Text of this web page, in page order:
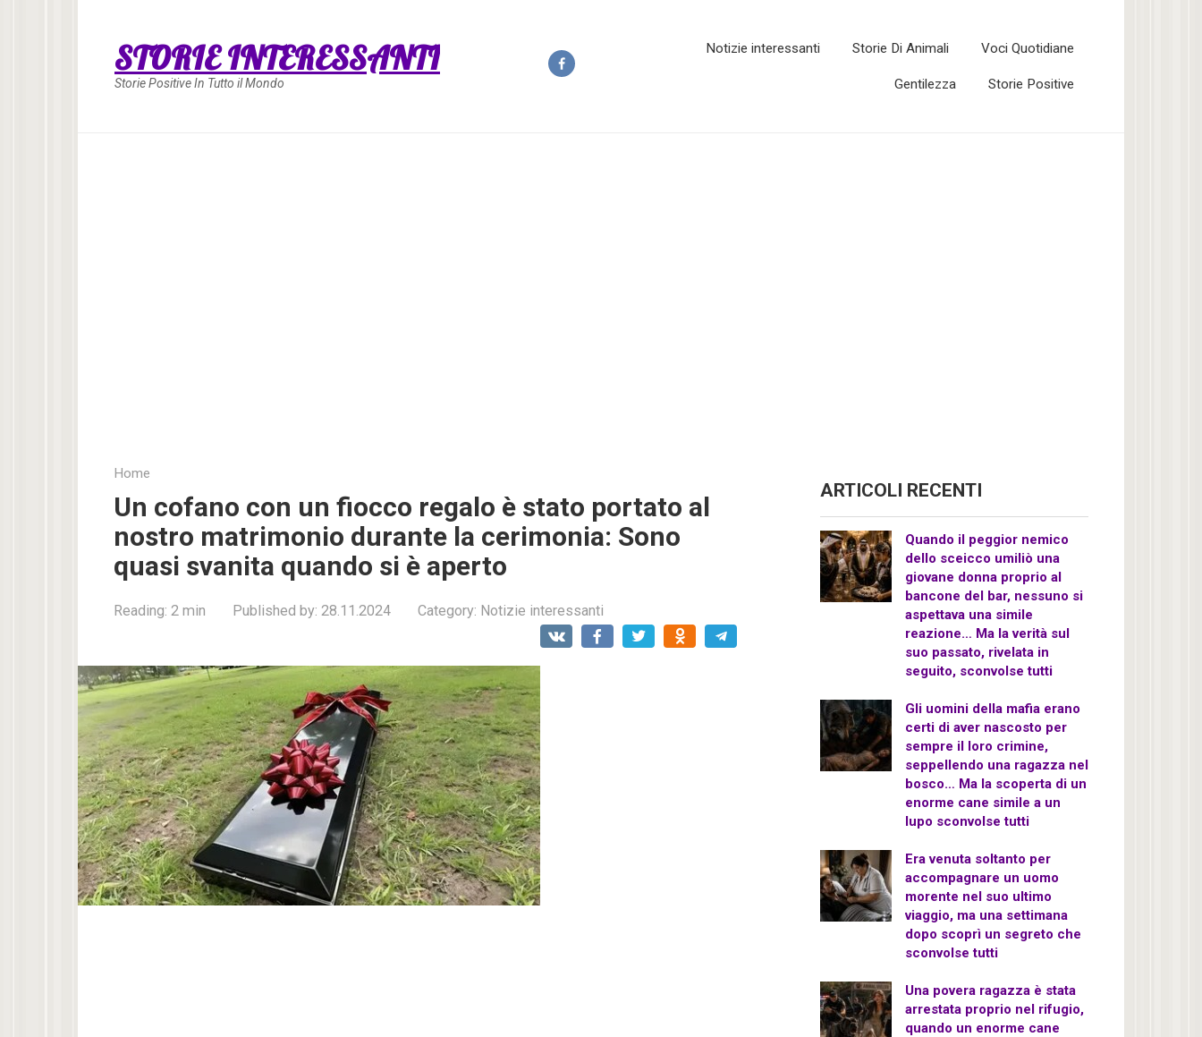
STORIE INTERESSANTI
Storie Positive In Tutto il Mondo
Notizie interessanti Storie Di Animali Voci Quotidiane
Gentilezza Storie Positive
Home
Un cofano con un fiocco regalo è stato portato al
nostro matrimonio durante la cerimonia: Sono
quasi svanita quando si è aperto
Reading: 2 min Published by: 28.11.2024 Category: Notizie interessanti
ARTICOLI RECENTI
Quando il peggior nemico
dello sceicco umiliò una
giovane donna proprio al
bancone del bar, nessuno si
aspettava una simile
reazione… Ma la verità sul
suo passato, rivelata in
seguito, sconvolse tutti
Gli uomini della mafia erano
certi di aver nascosto per
sempre il loro crimine,
seppellendo una ragazza nel
bosco… Ma la scoperta di un
enorme cane simile a un
lupo sconvolse tutti
Era venuta soltanto per
accompagnare un uomo
morente nel suo ultimo
viaggio, ma una settimana
dopo scoprì un segreto che
sconvolse tutti
Una povera ragazza è stata
arrestata proprio nel rifugio,
quando un enorme cane